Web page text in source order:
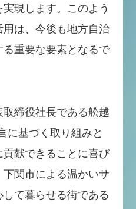
現します。このよう
は、今後も地方自治
重要な要素となるで
締役社長である舩越
に基づく取り組みと
貢献できることに喜び
関市による温かいサ
て暮らせる街である